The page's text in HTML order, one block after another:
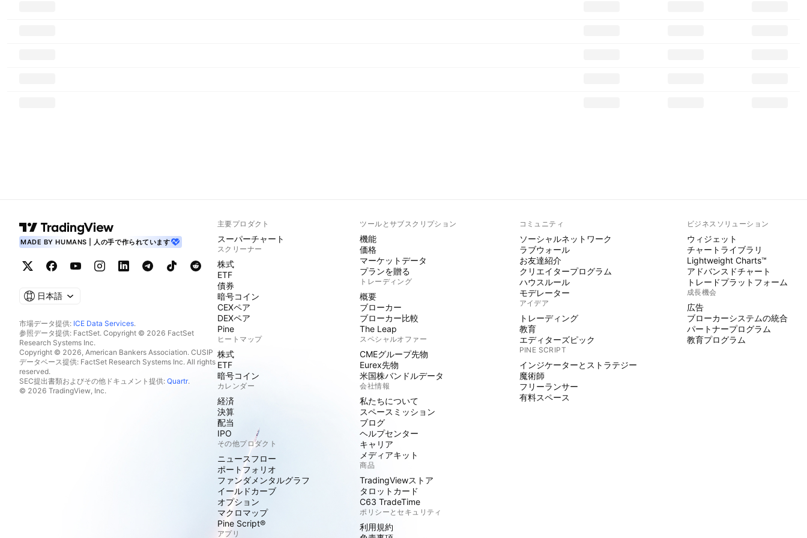
MADE BY HUMANS | 人の手で作られています
日本語
市場データ提供: ICE Data Services.
参照データ提供: FactSet. Copyright © 2026 FactSet
Research Systems Inc.
Copyright © 2026, American Bankers Association. CUSIP
データベース提供: FactSet Research Systems Inc. All rights
reserved.
SEC提出書類およびその他ドキュメント提供: Quartr.
© 2026 TradingView, Inc.
主要プロダクト
スーパーチャート
スクリーナー
株式
ETF
債券
暗号コイン
CEXペア
DEXペア
Pine
ヒートマップ
株式
ETF
暗号コイン
カレンダー
経済
決算
配当
IPO
その他プロダクト
ニュースフロー
ポートフォリオ
ファンダメンタルグラフ
イールドカーブ
オプション
マクロマップ
Pine Script®
アプリ
ツールとサブスクリプション
機能
価格
マーケットデータ
プランを贈る
トレーディング
概要
ブローカー
ブローカー比較
The Leap
スペシャルオファー
CMEグループ先物
Eurex先物
米国株バンドルデータ
会社情報
私たちについて
スペースミッション
ブログ
ヘルプセンター
キャリア
メディアキット
商品
TradingViewストア
タロットカード
C63 TradeTime
ポリシーとセキュリティ
利用規約
コミュニティ
ソーシャルネットワーク
ラブウォール
お友達紹介
クリエイタープログラム
ハウスルール
モデレーター
アイデア
トレーディング
教育
エディターズピック
PINE SCRIPT
インジケーターとストラテジー
魔術師
フリーランサー
有料スペース
ビジネスソリューション
ウィジェット
チャートライブラリ
Lightweight Charts™
アドバンスドチャート
トレードプラットフォーム
成長機会
広告
ブローカーシステムの統合
パートナープログラム
教育プログラム